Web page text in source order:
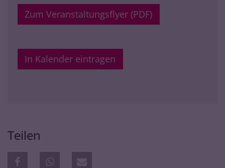
Zum Veranstaltungsflyer (PDF)
In Kalender eintragen
Teilen